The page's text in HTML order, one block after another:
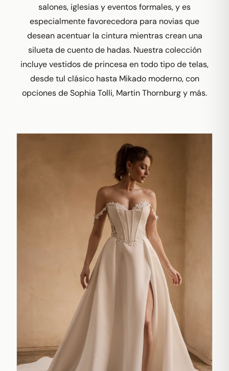
salones, iglesias y eventos formales, y es
especialmente favorecedora para novias que
desean acentuar la cintura mientras crean una
silueta de cuento de hadas. Nuestra colección
incluye vestidos de princesa en todo tipo de telas,
desde tul clásico hasta Mikado moderno, con
opciones de Sophia Tolli, Martin Thornburg y más.